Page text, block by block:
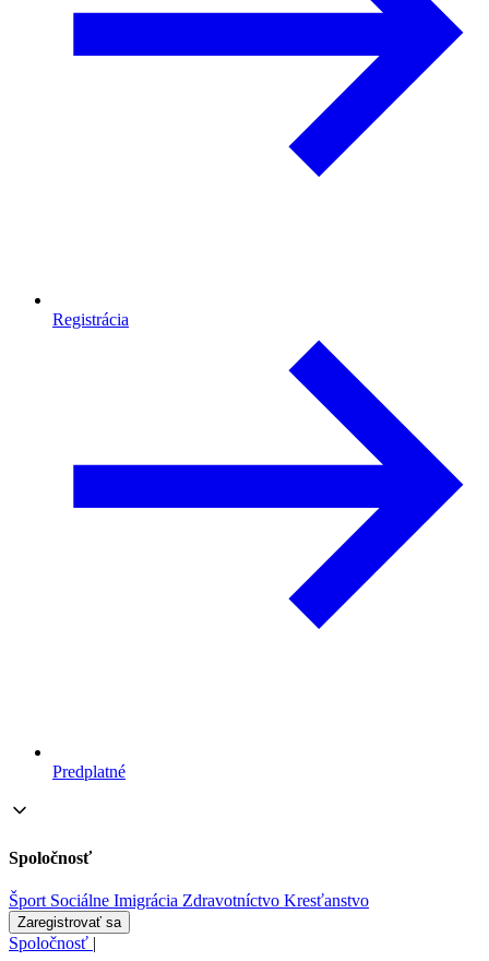
Registrácia
Predplatné
Spoločnosť
Šport Sociálne Imigrácia Zdravotníctvo Kresťanstvo
Zaregistrovať sa
Spoločnosť |